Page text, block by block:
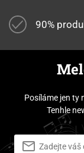
90%
Posíláme jen ty
Tenhle